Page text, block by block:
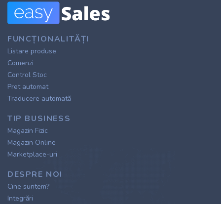
FUNCȚIONALITĂȚI
Listare produse
Comenzi
Control Stoc
Pret automat
Traducere automată
TIP BUSINESS
Magazin Fizic
Magazin Online
Marketplace-uri
DESPRE NOI
Cine suntem?
Integrări